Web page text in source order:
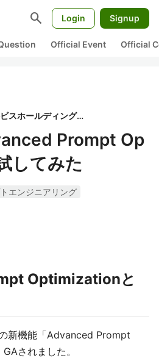
search Login Signup
Official Event Official
株式会社ポーラ・オルビスホールディングス
Prompt Op
してみた
エンジニアリング
Optimizationと
新機能「Advanced Prompt
されました。